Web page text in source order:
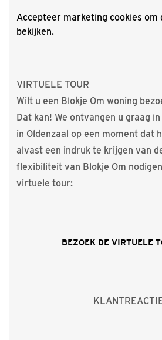
Accepteer marketing cookies om
bekijken.
VIRTUELE TOUR
Wilt u een Blokje Om woning
Dat kan! We ontvangen u graag
in Oldenzaal op een moment dat
alvast een indruk te krijgen van
flexibiliteit van Blokje Om
virtuele tour:
BEZOEK DE VIRTUELE